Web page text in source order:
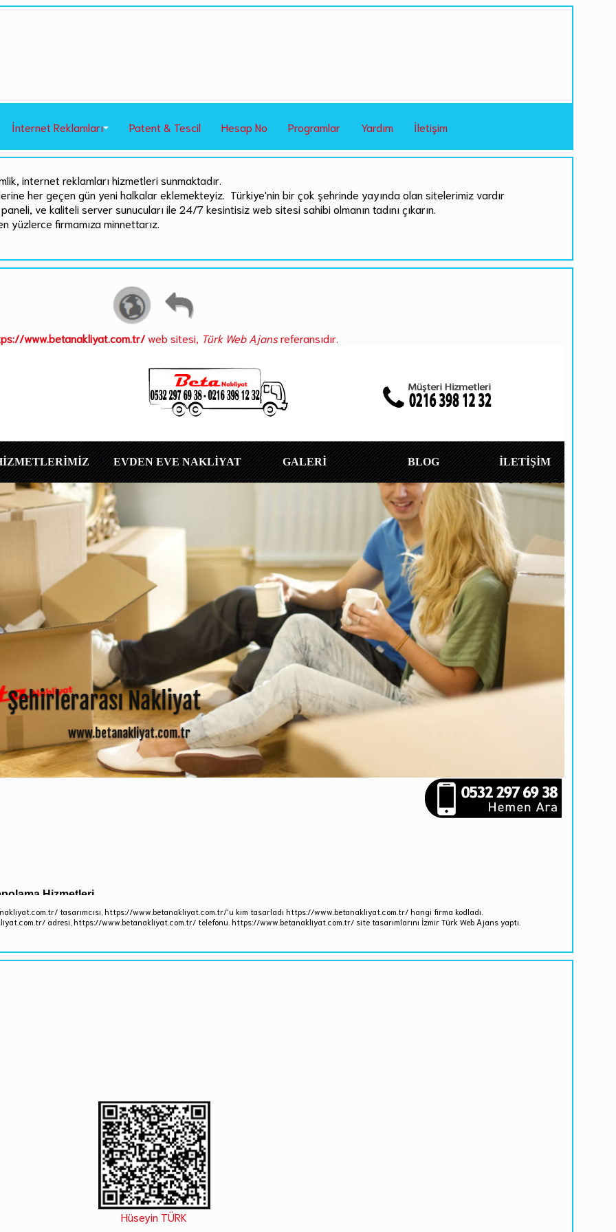
İnternet Reklamları Patent & Tescil Hesap No Programlar Yardım İletişim
internet reklamları hizmetleri sunmaktadır.
her geçen gün yeni halkalar eklemekteyiz. Türkiye'nin bir çok şehrinde yayında olan sitelerimiz vardır
ve kaliteli server sunucuları ile 24/7 kesintisiz web sitesi sahibi olmanın tadını çıkarın.
yüzlerce firmamıza minnettarız.
www.betanakliyat.com.tr/web sitesi, Türk Web Ajansreferansıdır.
tasarımcısı, https://www.betanakliyat.com.tr/'u kim tasarladı https://www.betanakliyat.com.tr/ hangi firma kodladı.
adresi, https://www.betanakliyat.com.tr/ telefonu. https://www.betanakliyat.com.tr/ site tasarımlarını İzmir Türk Web Ajans yaptı.
Hüseyin TÜRK